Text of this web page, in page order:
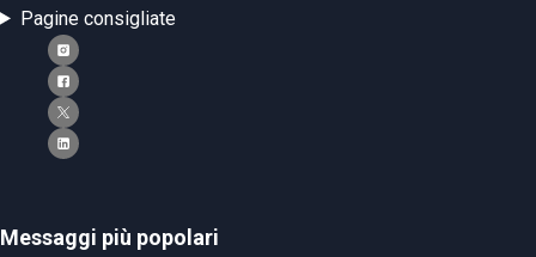
Pagine consigliate
Messaggi più popolari